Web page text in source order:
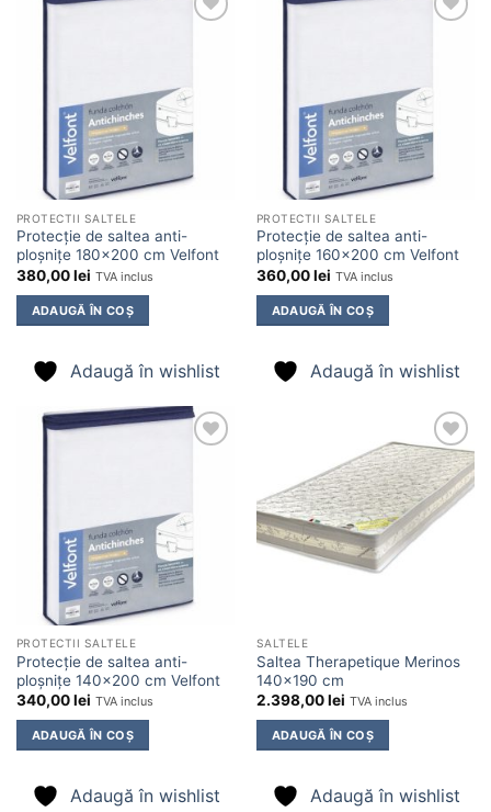
PROTECTII SALTELE
Protecție de saltea anti-
ploșnițe 180×200 cm Velfont
380,00lei TVA inclus
ADAUGĂ ÎN COȘ
Adaugă în wishlist
PROTECTII SALTELE
Protecție de saltea anti-
ploșnițe 160×200 cm Velfont
360,00lei TVA inclus
ADAUGĂ ÎN COȘ
Adaugă în wishlist
PROTECTII SALTELE
Protecție de saltea anti-
ploșnițe 140×200 cm Velfont
340,00lei TVA inclus
ADAUGĂ ÎN COȘ
Adaugă în wishlist
Adaugă
în
wishlist
SALTELE
Saltea Therapetique Merinos
140×190 cm
2.398,00lei TVA inclus
ADAUGĂ ÎN COȘ
Adaugă în wishlist